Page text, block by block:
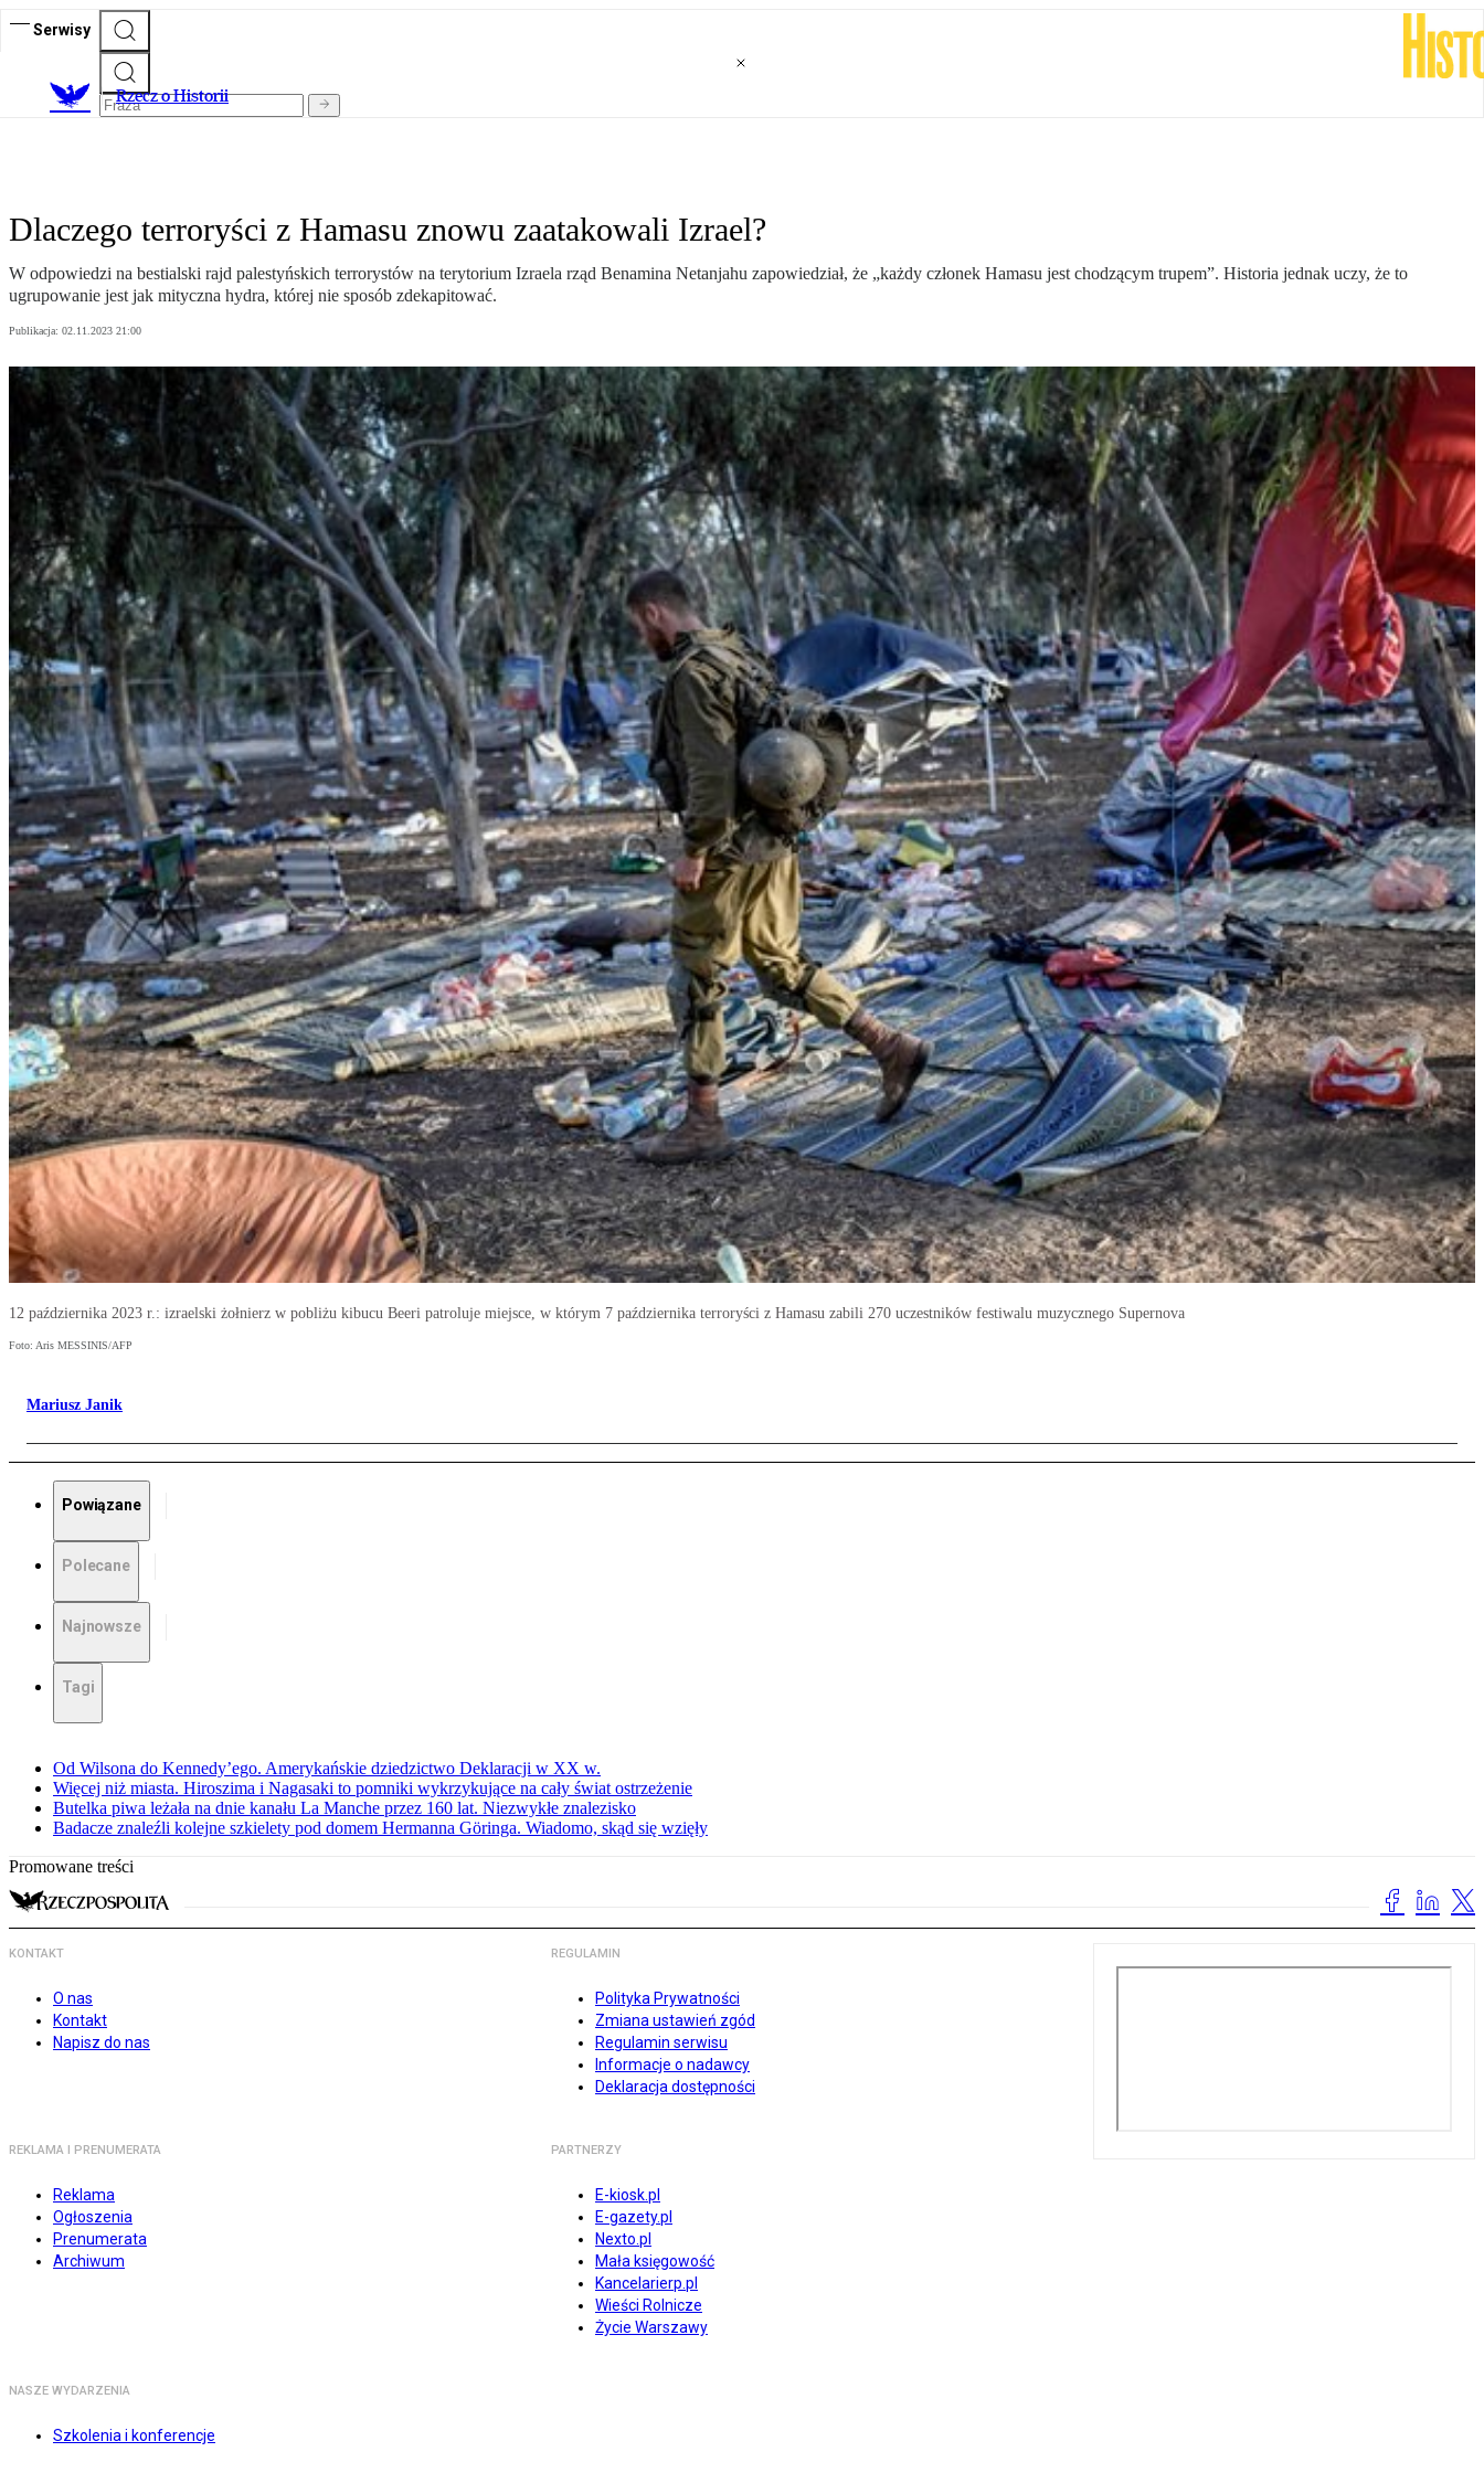
Serwisy
Rzecz o Historii
Dlaczego terroryści z Hamasu znowu zaatakowali Izrael?
W odpowiedzi na bestialski rajd palestyńskich terrorystów na terytorium Izraela rząd Benamina Netanjahu zapowiedział, że „każdy członek Hamasu jest chodzącym trupem”. Historia jednak uczy, że to
ugrupowanie jest jak mityczna hydra, której nie sposób zdekapitować.
Publikacja: 02.11.2023 21:00
12 października 2023 r.: izraelski żołnierz w pobliżu kibucu Beeri patroluje miejsce, w którym 7 października terroryści z Hamasu zabili 270 uczestników festiwalu muzycznego Supernova
Foto: Aris MESSINIS/AFP
Mariusz Janik
Powiązane
Polecane
Najnowsze
Tagi
Od Wilsona do Kennedy’ego. Amerykańskie dziedzictwo Deklaracji w XX w.
Więcej niż miasta. Hiroszima i Nagasaki to pomniki wykrzykujące na cały świat ostrzeżenie
Butelka piwa leżała na dnie kanału La Manche przez 160 lat. Niezwykłe znalezisko
Badacze znaleźli kolejne szkielety pod domem Hermanna Göringa. Wiadomo, skąd się wzięły
Promowane treści
KONTAKT
O nas
Kontakt
Napisz do nas
REGULAMIN
Polityka Prywatności
Zmiana ustawień zgód
Regulamin serwisu
Informacje o nadawcy
Deklaracja dostępności
REKLAMA I PRENUMERATA
Reklama
Ogłoszenia
Prenumerata
Archiwum
PARTNERZY
E-kiosk.pl
E-gazety.pl
Nexto.pl
Mała księgowość
Kancelarierp.pl
Wieści Rolnicze
Życie Warszawy
NASZE WYDARZENIA
Szkolenia i konferencje